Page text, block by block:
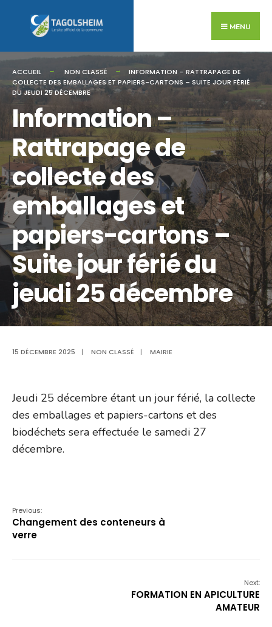
MENU
ACCUEIL NON CLASSÉ
INFORMATION – RATTRAPAGE DE
COLLECTE DES EMBALLAGES ET PAPIERS-CARTONS – SUITE JOUR FÉRIÉ
DU JEUDI 25 DÉCEMBRE
Information –
Rattrapage de
collecte des
emballages et
papiers-cartons –
Suite jour férié du
jeudi 25 décembre
15 DÉCEMBRE 2025 | NON CLASSÉ | MAIRIE
Jeudi 25 décembre étant un jour férié, la collecte
des emballages et papiers-cartons et des
biodéchets sera effectuée le samedi 27
décembre.
Previous:
Changement des conteneurs à
verre
Next:
FORMATION EN APICULTURE
AMATEUR
for: